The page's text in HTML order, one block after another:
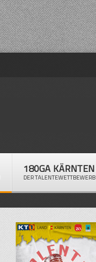
180GA KÄRNTEN
DER TALENTEWETTBEWERB